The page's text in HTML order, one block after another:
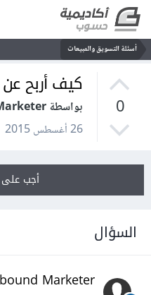
أسئلة التسويق والمبيعات
0
كيف أربح
بواسطة Inbound Marketer
26 أغسطس 2015
أجب على
السؤال
Marketer